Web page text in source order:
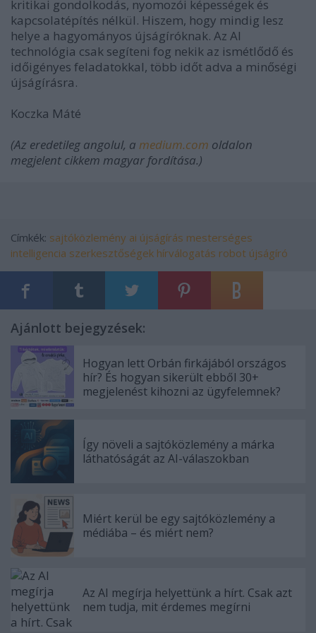
kritikai gondolkodás, nyomozói képességek és
kapcsolatépítés nélkül. Hiszem, hogy mindig lesz
helye a hagyományos újságíróknak. Az AI
technológia csak segíteni fog nekik az ismétlődő és
időigényes feladatokkal, több időt adva a minőségi
újságírásra.
Koczka Máté
(Az eredetileg angolul, a medium.com oldalon
megjelent cikkem magyar fordítása.)
Címkék: sajtóközlemény ai újságírás mesterséges
intelligencia szerkesztőségek hírválogatás robot újságíró
Ajánlott bejegyzések:
Hogyan lett Orbán firkájából országos
hír? És hogyan sikerült ebből 30+
megjelenést kihozni az ügyfelemnek?
Így növeli a sajtóközlemény a márka
láthatóságát az AI-válaszokban
Miért kerül be egy sajtóközlemény a
médiába – és miért nem?
Az AI megírja helyettünk a hírt. Csak azt
nem tudja, mit érdemes megírni